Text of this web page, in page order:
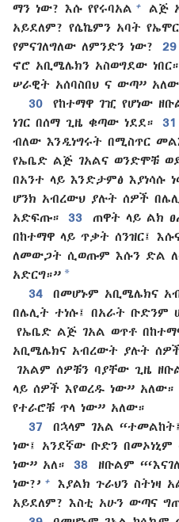
ማን ነው? እሱ የየሩባአል +
ልጅ
አይደለም? የሴኬምን አባት
የምናገለግለው ለምንድን ነው?
29
ኖሮ አቢሜሌክን አስወግደው
ሠራዊት አሰባስበህ ና ውጣ”
30
የከተማዋ ገዢ የሆነው
ነገር በሰማ ጊዜ ቁጣው ነደደ።
31
ብለው እንዲነግሩት በሚስጥር
የኤቤድ ልጅ ገአልና ወንድሞቹ
በአንተ ላይ እንድታምፅ እያነሳሱ
ሆንክ አብረውህ ያሉት ሰዎች
አድፍጡ።
33
ጠዋት ላይ ልክ
በከተማዋ ላይ ጥቃት ሰንዝር፤
ለመውጋት ሲወጡም እሱን ድል
አድርግ።” *
34
በመሆኑም አቢሜሌክና
በሌሊት ተነሱ፤ በአራት ቡድንም
የኤቤድ ልጅ ገአል ወጥቶ
አቢሜሌክና አብረውት ያሉት
ገአልም ሰዎቹን ባያቸው ጊዜ
ላይ ሰዎች እየወረዱ ነው”
የተራሮቹ ጥላ ነው” አለው።
37
በኋላም ገአል
ነው፤ አንደኛው ቡድን
ነው” አለ።
38
ዘቡልም
ነው?’ +
እያልክ ጉራህን ስትነዛ
አይደለም? እስቲ አሁን ውጣና